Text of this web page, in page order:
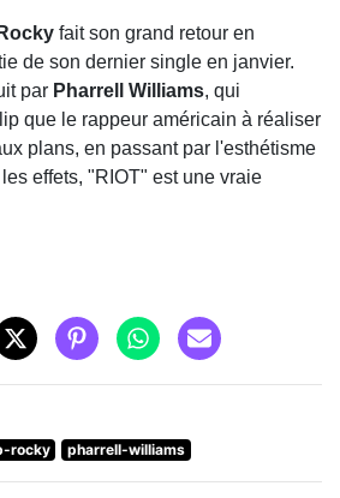
fait son grand retour en
de son dernier single en janvier.
par Pharrell Williams, qui
que le rappeur américain à réaliser
plans, en passant par l'esthétisme
effets, "RIOT" est une vraie
rocky pharrell-williams